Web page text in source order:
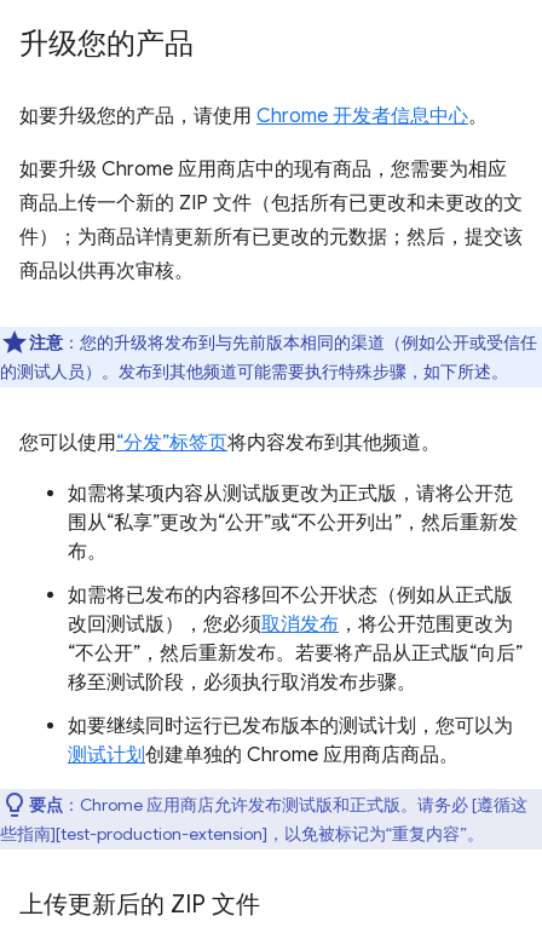
升级您的产品
如要升级您的产品，请使用 Chrome 开发者信息中心。
如要升级 Chrome 应用商店中的现有商品，您需要为相应
商品上传一个新的 ZIP 文件（包括所有已更改和未更改的文
件）；为商品详情更新所有已更改的元数据；然后，提交该
商品以供再次审核。
注意 ：您的升级将发布到与先前版本相同的渠道（例如公开或受信任
的测试人员）。发布到其他频道可能需要执行特殊步骤，如下所述。
您可以使用“分发”标签页将内容发布到其他频道。
如需将某项内容从测试版更改为正式版，请将公开范
围从“私享”更改为“公开”或“不公开列出”，然后重新发
布。
如需将已发布的内容移回不公开状态（例如从正式版
改回测试版），您必须取消发布 ，将公开范围更改为
“不公开”，然后重新发布。若要将产品从正式版“向后”
移至测试阶段，必须执行取消发布步骤。
如要继续同时运行已发布版本的测试计划，您可以为
测试计划创建单独的 Chrome 应用商店商品。
要点 ：Chrome 应用商店允许发布测试版和正式版。请务必 [遵循这
些指南][test-production-extension]，以免被标记为“重复内容”。
上传更新后的 ZIP 文件